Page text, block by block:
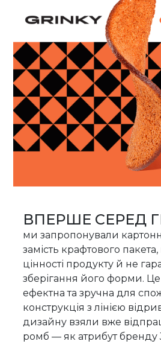
ВПЕРШЕ СЕРЕД
ми запропонували
замість крафтового
цінності продукту й не
зберігання його форми.
ефектна та зручна для
конструкція з лінією
дизайну взяли вже
ромб — як атрибут бренду